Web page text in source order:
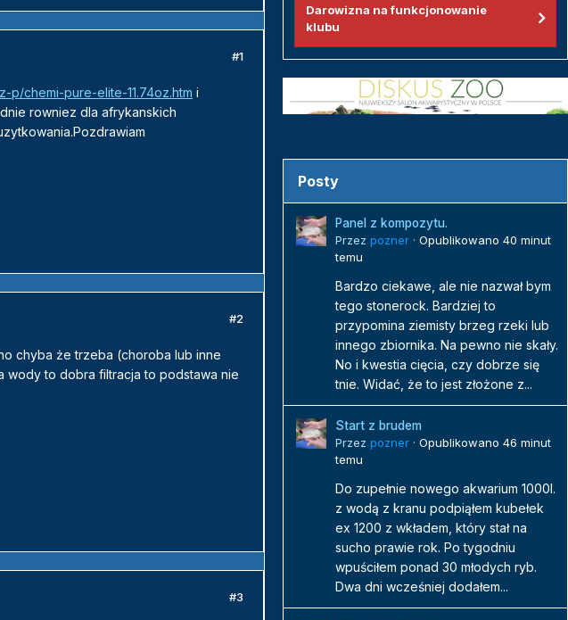
#1
p/chemi-pure-elite-11.74oz.htm i
rowniez dla afrykanskich
#2
chyba że trzeba (choroba lub inne
wody to dobra filtracja to podstawa nie
#3
Darowizna na funkcjonowanie
klubu
Posty
Panel z kompozytu.
Przez pozner · Opublikowano 40 minut
temu
Bardzo ciekawe, ale nie nazwał bym
tego stonerock. Bardziej to
przypomina ziemisty brzeg rzeki lub
innego zbiornika. Na pewno nie skały.
No i kwestia cięcia, czy dobrze się
tnie. Widać, że to jest złożone z...
Start z brudem
Przez pozner · Opublikowano 46 minut
temu
Do zupełnie nowego akwarium 1000l.
z wodą z kranu podpiąłem kubełek
ex 1200 z wkładem, który stał na
sucho prawie rok. Po tygodniu
wpuściłem ponad 30 młodych ryb.
Dwa dni wcześniej dodałem...